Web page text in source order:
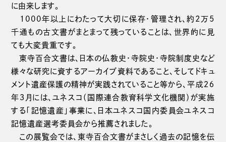
に由来します。
1000年以上にわたって大切に保存・管理され、約2万5
千通もの古文書がまとまって残っていることは、世界的に見
ても大変貴重です。
東寺百合文書は、日本の仏教史・寺院史・寺院制度史など
様々な研究に資するアーカイブ資料であること、そしてドキュ
メント遺産保護の精神が実践されていること等から、平成２６
年３月には、ユネスコ（国際連合教育科学文化機関）が実施
する「記憶遺産」事業に、日本ユネスコ国内委員会ユネスコ
記憶遺産選考委員会から推薦されました。
この展覧会では、東寺百合文書がまさしく過去の記憶を伝